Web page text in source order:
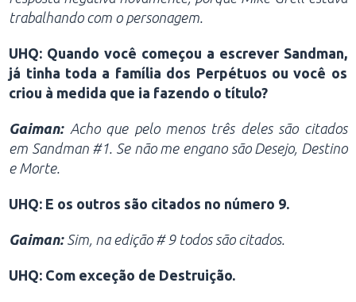
trabalhando com o personagem.
UHQ: Quando você começou a escrever Sandman,
já tinha toda a família dos Perpétuos ou você os
criou à medida que ia fazendo o título?
Gaiman:Acho que pelo menos três deles são citados
em Sandman #1. Se não me engano são Desejo, Destino
e Morte.
UHQ: E os outros são citados no número 9.
Gaiman:Sim, na edição # 9 todos são citados.
UHQ: Com exceção de Destruição.